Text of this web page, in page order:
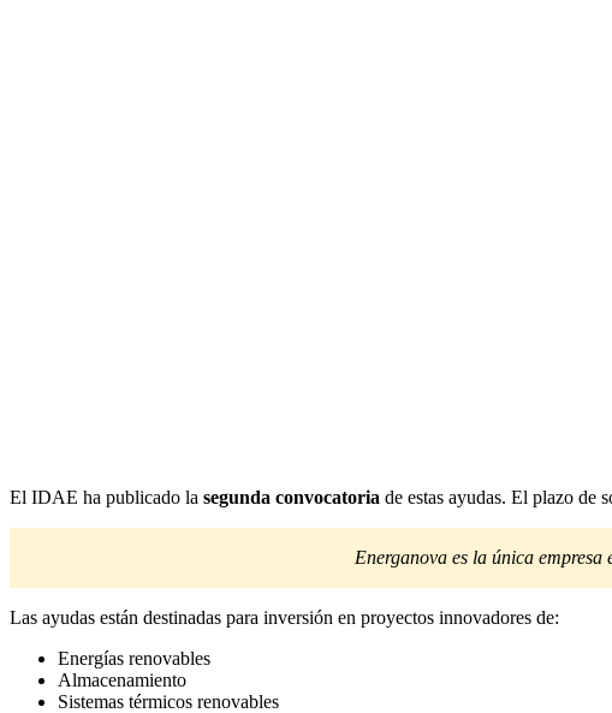
El IDAE ha publicado la segunda convocatoria de estas ayudas. El plazo de
Energanova es la única
Las ayudas están destinadas para inversión en proyectos innovadores de:
Energías renovables
Almacenamiento
Sistemas térmicos renovables